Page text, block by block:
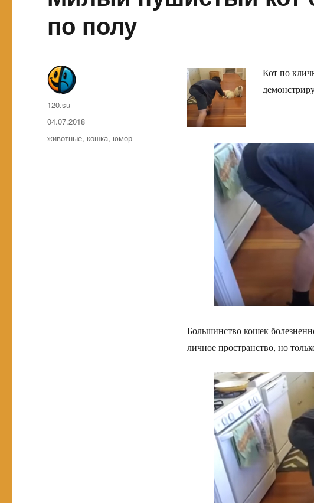
по полу
Кот по
Большинство кошек
личное пространство, но
Автор
120.su
Опубликовано
04.07.2018
Метки
животные, кошка, юмор